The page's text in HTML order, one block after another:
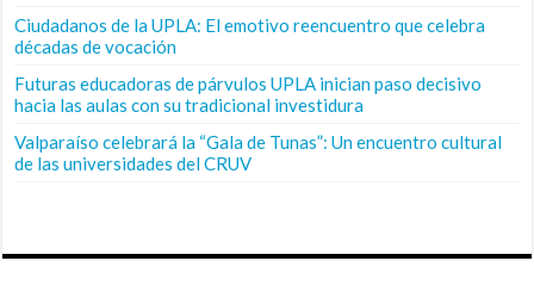
Ciudadanos de la UPLA: El emotivo reencuentro que celebra
décadas de vocación
Futuras educadoras de párvulos UPLA inician paso decisivo
hacia las aulas con su tradicional investidura
Valparaíso celebrará la “Gala de Tunas”: Un encuentro cultural
de las universidades del CRUV